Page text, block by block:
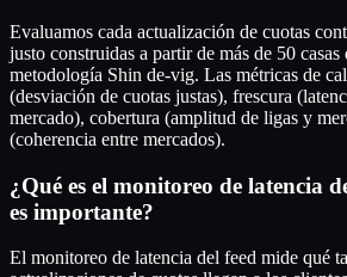
Evaluamos cada actualización de cuotas
justo construidas a partir de más de 50 casas
metodología Shin de-vig. Las métricas de
(desviación de cuotas justas), frescura
mercado), cobertura (amplitud de ligas y
(coherencia entre mercados).
¿Qué es el monitoreo de latencia
es importante?
El monitoreo de latencia del feed mide qué